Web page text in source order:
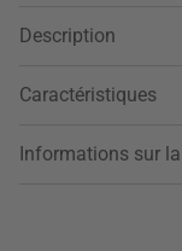
Description
Caractéristiques
Informations sur